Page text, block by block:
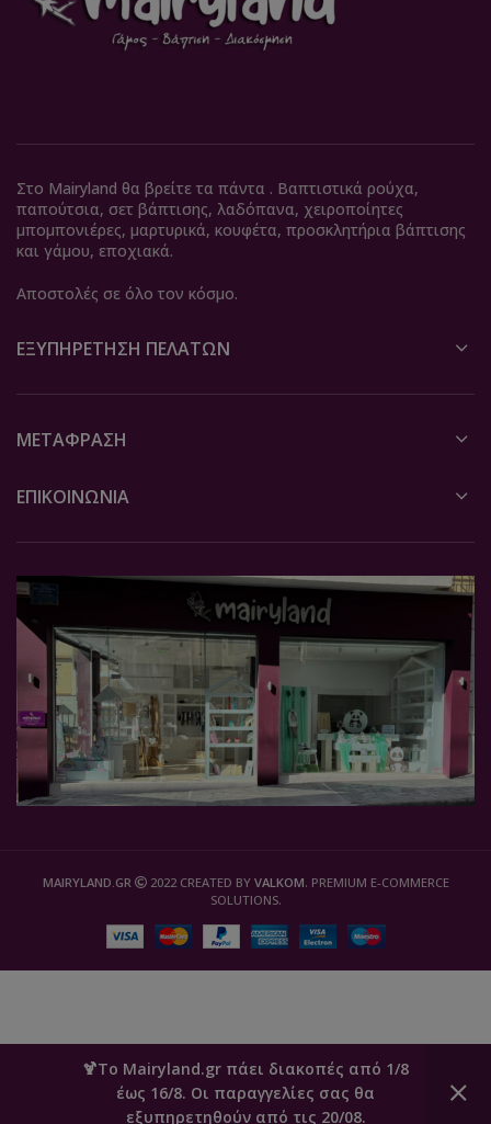
🍹Το Mairyland.gr πάει διακοπές από 1/8
έως 16/8. Οι παραγγελίες σας θα
εξυπηρετηθούν από τις 20/08.
Στο Mairyland θα βρείτε τα πάντα . Βαπτιστικά ρούχα,
παπούτσια, σετ βάπτισης, λαδόπανα, χειροποίητες
μπομπονιέρες, μαρτυρικά, κουφέτα, προσκλητήρια βάπτισης
και γάμου, εποχιακά.
Αποστολές σε όλο τον κόσμο.
ΕΞΥΠΗΡΈΤΗΣΗ ΠΕΛΑΤΏΝ
ΜΕΤΆΦΡΑΣΗ
ΕΠΙΚΟΙΝΩΝΙΑ
MAIRYLAND.GR 2022 CREATED BY VALKOM. PREMIUM E-COMMERCE
SOLUTIONS.
0